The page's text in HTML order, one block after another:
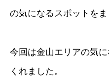
の気になるスポットをま
今回は金山エリアの気
くれました。